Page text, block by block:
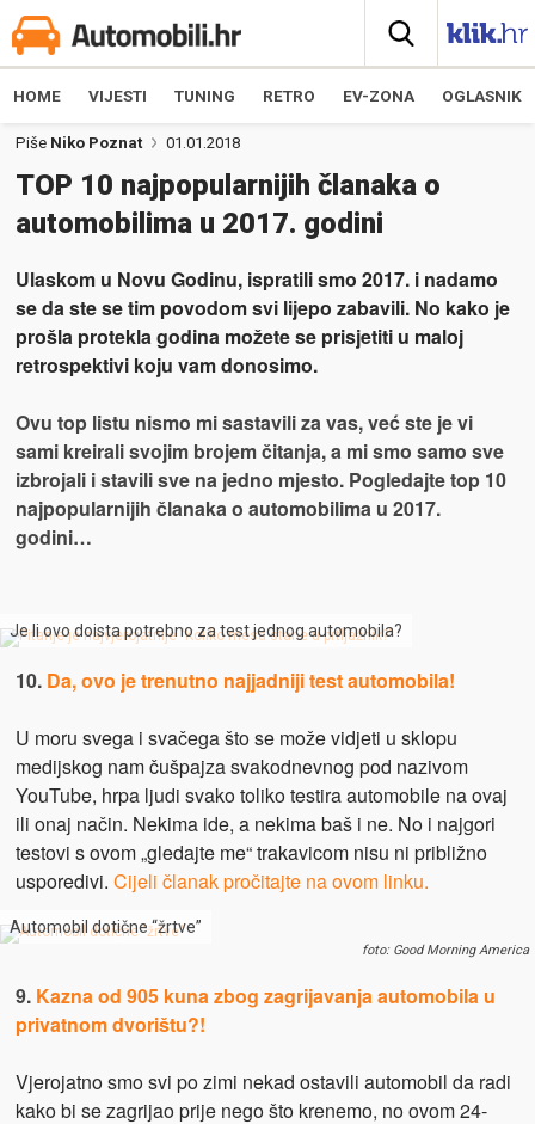
HOME VIJESTI TUNING RETRO EV-ZONA OGLASNIK
Piše Niko Poznat 01.01.2018
TOP 10 najpopularnijih članaka o
automobilima u 2017. godini
Ulaskom u Novu Godinu, ispratili smo 2017. i nadamo
se da ste se tim povodom svi lijepo zabavili. No kako je
prošla protekla godina možete se prisjetiti u maloj
retrospektivi koju vam donosimo.
Ovu top listu nismo mi sastavili za vas, već ste je vi
sami kreirali svojim brojem čitanja, a mi smo samo sve
izbrojali i stavili sve na jedno mjesto. Pogledajte top 10
najpopularnijih članaka o automobilima u 2017.
godini…
Je li ovo doista potrebno za test jednog automobila?
10. Da, ovo je trenutno najjadniji test automobila!
U moru svega i svačega što se može vidjeti u sklopu
medijskog nam čušpajza svakodnevnog pod nazivom
YouTube, hrpa ljudi svako toliko testira automobile na ovaj
ili onaj način. Nekima ide, a nekima baš i ne. No i najgori
testovi s ovom „gledajte me“ trakavicom nisu ni približno
usporedivi. Cijeli članak pročitajte na ovom linku.
Automobil dotične “žrtve”
foto: Good Morning America
9. Kazna od 905 kuna zbog zagrijavanja automobila u
privatnom dvorištu?!
Vjerojatno smo svi po zimi nekad ostavili automobil da radi
kako bi se zagrijao prije nego što krenemo, no ovom 24-